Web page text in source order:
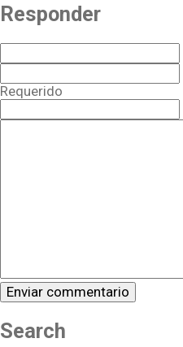
Responder
Requerido
Search